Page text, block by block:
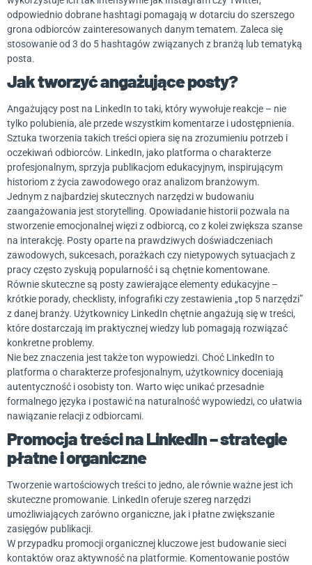
odpowiednio dobrane hashtagi pomagają w dotarciu do szerszego
grona odbiorców zainteresowanych danym tematem. Zaleca się
stosowanie od 3 do 5 hashtagów związanych z branżą lub tematyką
posta.
Jak tworzyć angażujące posty?
Angażujący post na LinkedIn to taki, który wywołuje reakcje – nie
tylko polubienia, ale przede wszystkim komentarze i udostępnienia.
Sztuka tworzenia takich treści opiera się na zrozumieniu potrzeb i
oczekiwań odbiorców. LinkedIn, jako platforma o charakterze
profesjonalnym, sprzyja publikacjom edukacyjnym, inspirującym
historiom z życia zawodowego oraz analizom branżowym.
Jednym z najbardziej skutecznych narzędzi w budowaniu
zaangażowania jest storytelling. Opowiadanie historii pozwala na
stworzenie emocjonalnej więzi z odbiorcą, co z kolei zwiększa szanse
na interakcję. Posty oparte na prawdziwych doświadczeniach
zawodowych, sukcesach, porażkach czy nietypowych sytuacjach z
pracy często zyskują popularność i są chętnie komentowane.
Równie skuteczne są posty zawierające elementy edukacyjne –
krótkie porady, checklisty, infografiki czy zestawienia „top 5 narzędzi”
z danej branży. Użytkownicy LinkedIn chętnie angażują się w treści,
które dostarczają im praktycznej wiedzy lub pomagają rozwiązać
konkretne problemy.
Nie bez znaczenia jest także ton wypowiedzi. Choć LinkedIn to
platforma o charakterze profesjonalnym, użytkownicy doceniają
autentyczność i osobisty ton. Warto więc unikać przesadnie
formalnego języka i postawić na naturalność wypowiedzi, co ułatwia
nawiązanie relacji z odbiorcami.
Promocja treści na LinkedIn – strategie
płatne i organiczne
Tworzenie wartościowych treści to jedno, ale równie ważne jest ich
skuteczne promowanie. LinkedIn oferuje szereg narzędzi
umożliwiających zarówno organiczne, jak i płatne zwiększanie
zasięgów publikacji.
W przypadku promocji organicznej kluczowe jest budowanie sieci
kontaktów oraz aktywność na platformie. Komentowanie postów